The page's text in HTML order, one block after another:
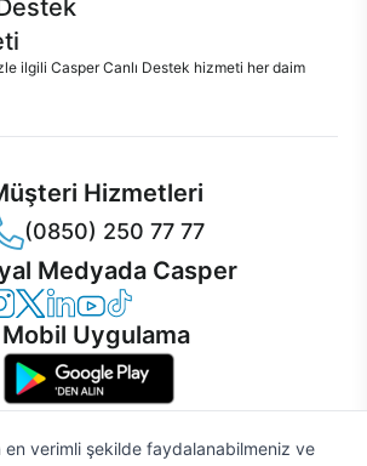
ilgili Casper Canlı Destek hizmeti her daim
Hizmetleri
(0850) 250 77 77
Medyada Casper
Facebook
Instagram
Casper Twitter
Casper LinkedIn
Casper YouTube
Casper TikTok
Mobil Uygulama
verimli şekilde faydalanabilmeniz ve